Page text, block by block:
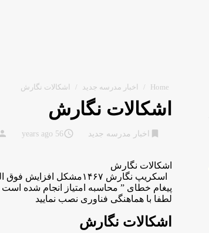
Home
/ اخبار مدرسه جدید / اشکالات نگارش
اشکالات نگارش
اخبار مدرسه جدید access_time
56 years ago
اشکالات نگارش
اسکریپ نگارش
لطفا با هماهنگی فناوری نصب نمایید
اشکالات نگارش